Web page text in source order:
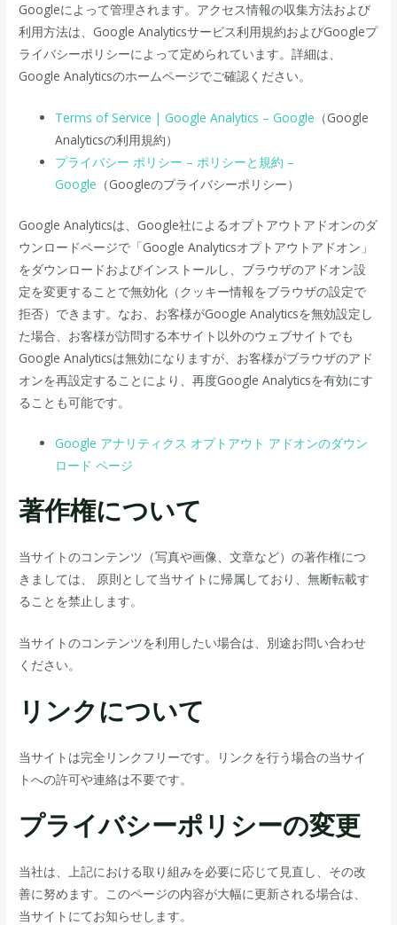
Googleによって管理されます。アクセス情報の収集方法および
利用方法は、Google Analyticsサービス利用規約およびGoogleプ
ライバシーポリシーによって定められています。詳細は、
Google Analyticsのホームページでご確認ください。
Terms of Service | Google Analytics – Google （Google
Analyticsの利用規約）
プライバシー ポリシー – ポリシーと規約 –
Google （Googleのプライバシーポリシー）
Google Analyticsは、Google社によるオプトアウトアドオンのダ
ウンロードページで「Google Analyticsオプトアウトアドオン」
をダウンロードおよびインストールし、ブラウザのアドオン設
定を変更することで無効化（クッキー情報をブラウザの設定で
拒否）できます。なお、お客様がGoogle Analyticsを無効設定し
た場合、お客様が訪問する本サイト以外のウェブサイトでも
Google Analyticsは無効になりますが、お客様がブラウザのアド
オンを再設定することにより、再度Google Analyticsを有効にす
ることも可能です。
Google アナリティクス オプトアウト アドオンのダウン
ロード ページ
著作権について
当サイトのコンテンツ（写真や画像、文章など）の著作権につ
きましては、 原則として当サイトに帰属しており、無断転載す
ることを禁止します。
当サイトのコンテンツを利用したい場合は、別途お問い合わせ
ください。
リンクについて
当サイトは完全リンクフリーです。リンクを行う場合の当サイ
トへの許可や連絡は不要です。
プライバシーポリシーの変更
当社は、上記における取り組みを必要に応じて見直し、その改
善に努めます。このページの内容が大幅に更新される場合は、
当サイトにてお知らせします。